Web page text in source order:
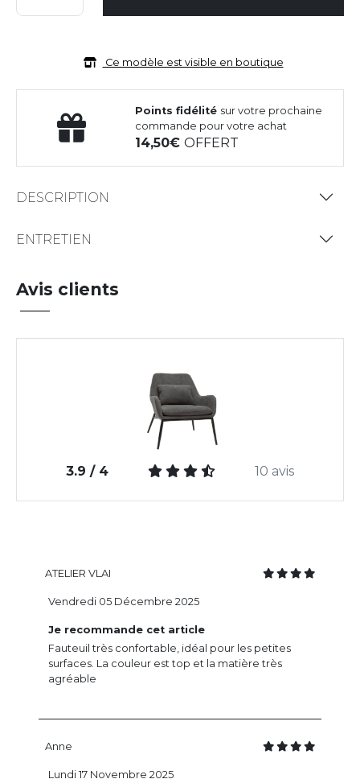
Ce modèle est visible en boutique
Points fidélité sur votre prochaine
commande pour votre achat
14,50OFFERT
DESCRIPTION
ENTRETIEN
Avis clients
3.9 / 4 10 avis
ATELIER VLAI
Je recommande cet article
Fauteuil très confortable, idéal pour les petites
surfaces. La couleur est top et la matière très
agréable
Vendredi 05 Décembre 2025
Anne
Lundi 17 Novembre 2025